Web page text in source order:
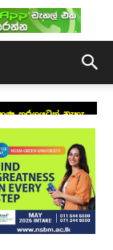
තරගයටත් නැහැ